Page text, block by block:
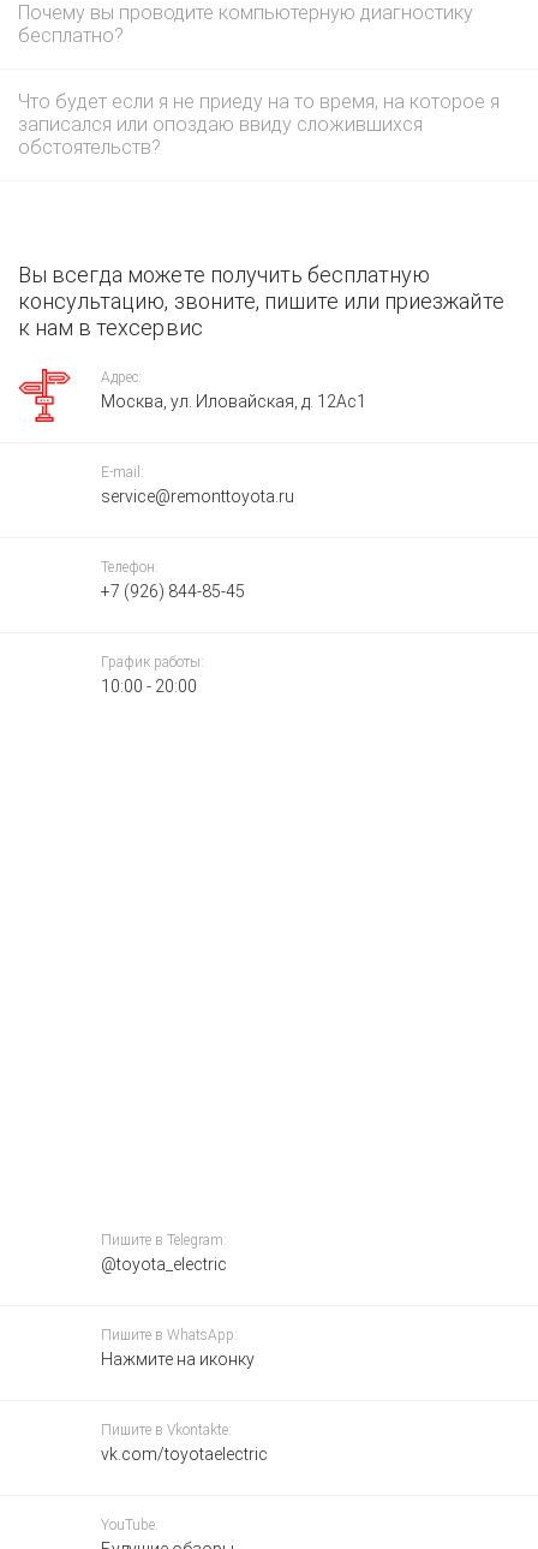
Почему вы проводите компьютерную диагностику
бесплатно?
Что будет если я не приеду на то время, на которое я
записался или опоздаю ввиду сложившихся
обстоятельств?
Вы всегда можете получить бесплатную
консультацию, звоните, пишите или приезжайте
к нам в техсервис
Адрес:
Москва, ул. Иловайская, д. 12Ас1
E-mail:
service@remonttoyota.ru
Телефон:
+7 (926) 844-85-45
График работы:
10:00 - 20:00
Пишите в Telegram:
@toyota_electric
Пишите в WhatsApp:
Нажмите на иконку
Пишите в Vkontakte:
vk.com/toyotaelectric
YouTube: